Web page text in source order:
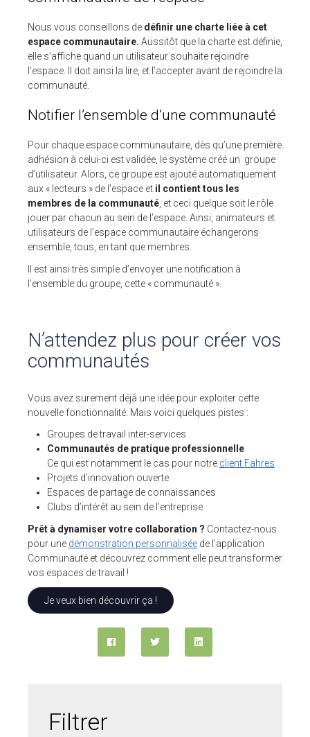
Nous vous conseillons de définir une charte liée à cet
espace communautaire. Aussitôt que la charte est définie,
elle s’affiche quand un utilisateur souhaite rejoindre
l’espace. Il doit ainsi la lire, et l’accepter avant de rejoindre la
communauté.
Notifier l’ensemble d’une communauté
Pour chaque espace communautaire, dès qu’une première
adhésion à celui-ci est validée, le système créé un groupe
d’utilisateur. Alors, ce groupe est ajouté automatiquement
aux « lecteurs » de l’espace et il contient tous les
membres de la communauté, et ceci quelque soit le rôle
jouer par chacun au sein de l’espace. Ainsi, animateurs et
utilisateurs de l’espace communautaire échangerons
ensemble, tous, en tant que membres.
Il est ainsi très simple d’envoyer une notification à
l’ensemble du groupe, cette « communauté ».
N’attendez plus pour créer vos
communautés
Vous avez surement déjà une idée pour exploiter cette
nouvelle fonctionnalité. Mais voici quelques pistes :
Groupes de travail inter-services
Communautés de pratique professionnelle
Ce qui est notamment le cas pour notre client Fahres
Projets d’innovation ouverte
Espaces de partage de connaissances
Clubs d’intérêt au sein de l’entreprise
Prêt à dynamiser votre collaboration ? Contactez-nous
pour une démonstration personnalisée de l’application
Communauté et découvrez comment elle peut transformer
vos espaces de travail !
Je veux bien découvrir ça !
Filtrer